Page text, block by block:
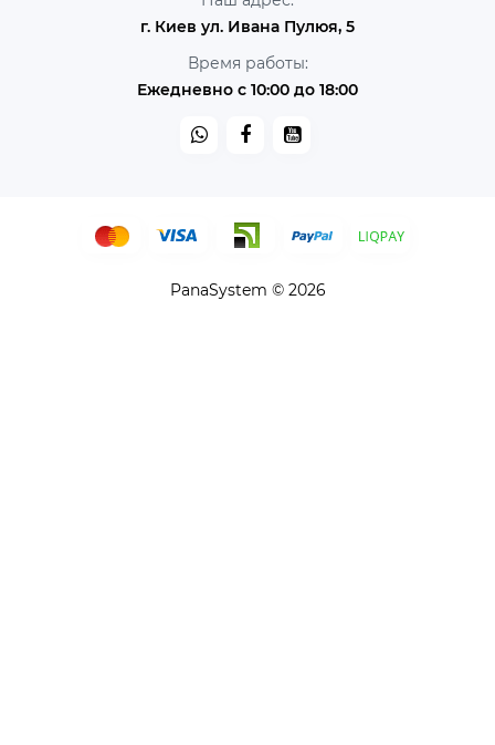
г. Киев ул. Ивана Пулюя, 5
Время работы:
Ежедневно с 10:00 до 18:00
PanaSystem © 2026